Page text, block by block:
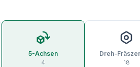
5-Achsen
4
Dreh-
18